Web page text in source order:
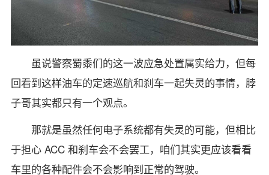
虽说警察蜀黍们的这一波应急处置属实给力，但每
回看到这样油车的定速巡航和刹车一起失灵的事情，脖
子哥其实都只有一个观点。
那就是虽然任何电子系统都有失灵的可能，但相比
于担心 ACC 和刹车会不会罢工，咱们其实更应该看看
车里的各种配件会不会影响到正常的驾驶。